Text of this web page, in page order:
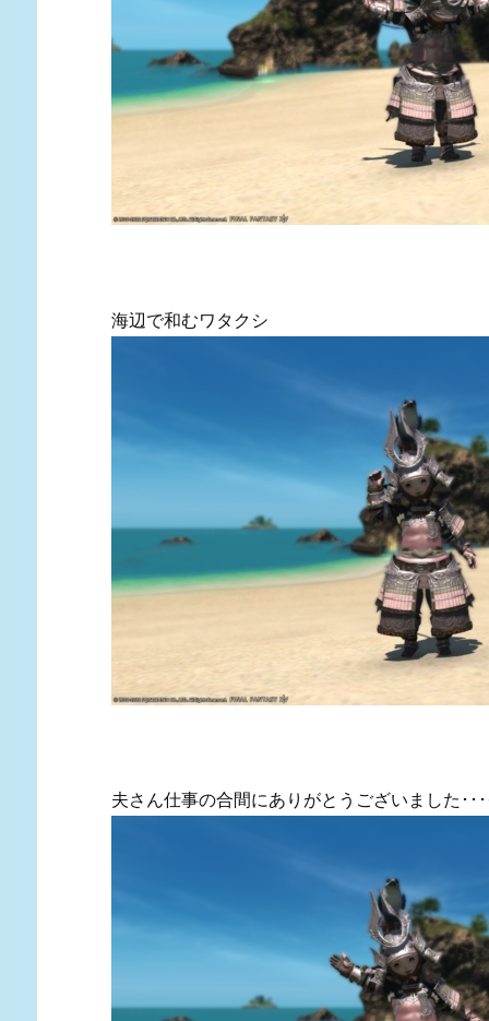
海辺で和むワタクシ
夫さん仕事の合間にありがとうございました･･